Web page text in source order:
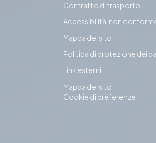
Contratto di trasporto
Accessibilità: non
Mappa del sito
Politica di protezione dei
Link esterni
Mappa del sito
Cookie di preferenze